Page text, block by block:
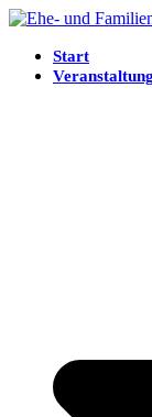
Start